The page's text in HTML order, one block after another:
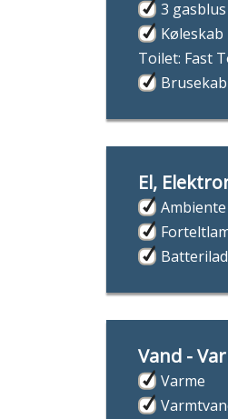
3 gasblus
Køleskab
Toilet: Fast
El,
Vand -
Varme